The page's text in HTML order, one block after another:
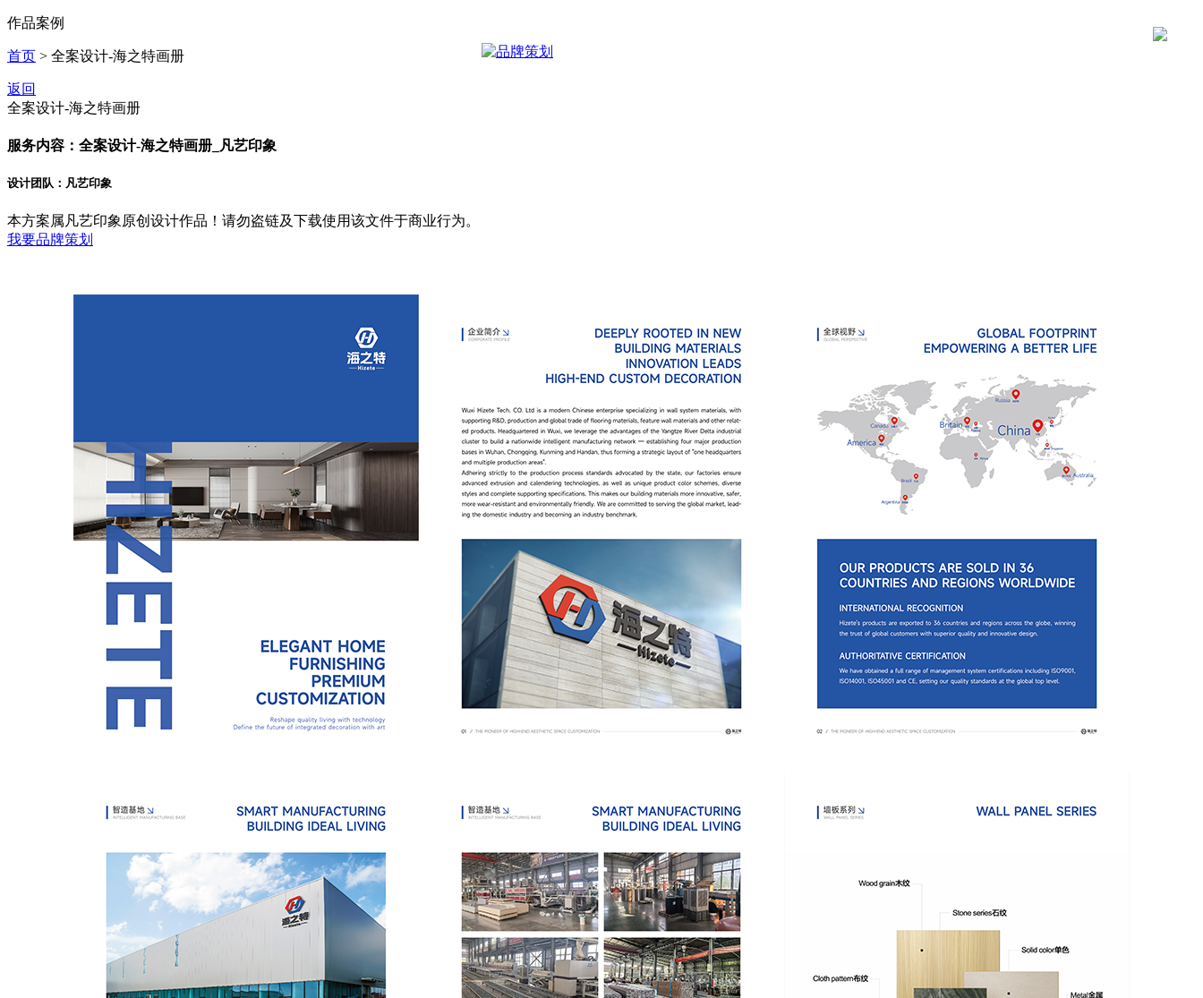
作品案例
首页 > 全案设计-海之特画册
返回
全案设计-海之特画册
服务内容：全案设计-海之特画册_凡艺印象
设计团队：凡艺印象
本方案属凡艺印象原创设计作品！请勿盗链及下载使用该文件于商业行为。
我要品牌策划